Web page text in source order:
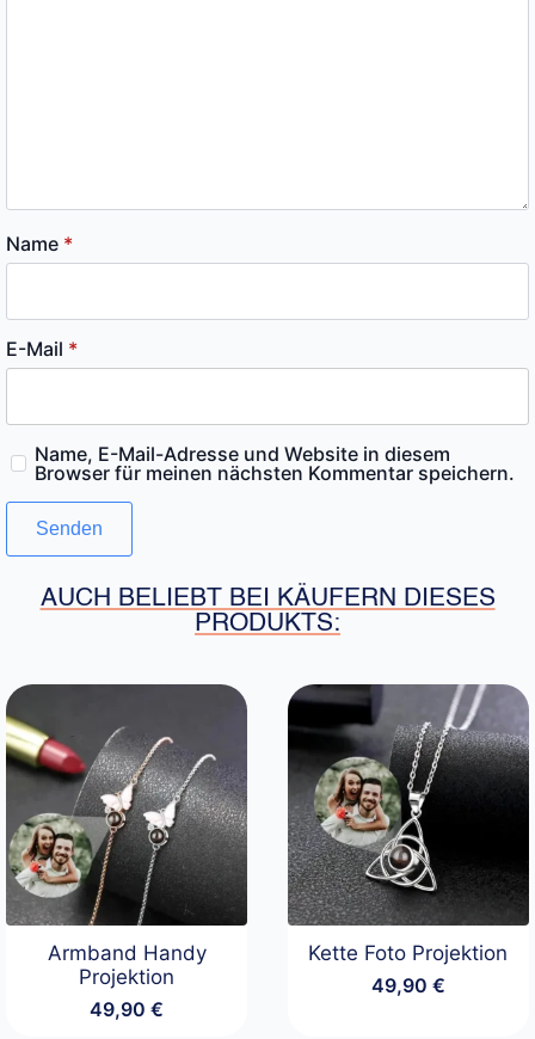
Name *
E-Mail *
Name, E-Mail-Adresse und Website in diesem
Browser für meinen nächsten Kommentar speichern.
AUCH BELIEBT BEI KÄUFERN DIESES
PRODUKTS:
Armband Handy
Projektion
49,90€
Kette Foto Projektion
49,90 €